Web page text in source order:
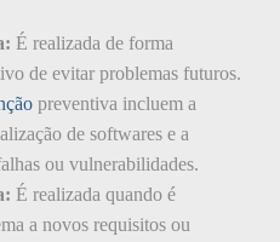
É realizada de forma
de evitar problemas futuros.
preventiva incluem a
de softwares e a
ou vulnerabilidades.
É realizada quando é
a novos requisitos ou